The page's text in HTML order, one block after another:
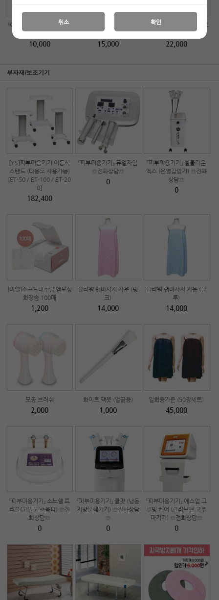
『아로마에센셜오일』티트리
【용량 : 10ml】
10,000
(1개-10매)
15,000
디토 에센셜 블랜딩오일[고
급형] 1000ml
22,000
부자재/보조기기
[YS]피부미용기기 이동식
스탠드 (다용도 사용가능)
[ET-50 / ET-100 / ET-20
0]
182,400
『피부미용기기』 듀얼자임
☏전화상담☏
0
『피부미용기기』 셀룰리온
엑스 (온열감압기) ☏전화
상담☏
0
[미엘]소프트내추럴 엠보싱
화장솜 100매
1,200
플라워 랩마사지 가운 (핑
크)
14,000
플라워 랩마사지 가운 (블
루)
14,000
모공 브러쉬
2,000
화이트 팩붓 (얼굴용)
1,000
일회용가운 (50장세트)
45,000
『피부미용기기』 소노셀 트
리플(고밀도 초음파) ☏전
화상담☏
0
『피부미용기기』 쿨핏 (냉동
지방분해기기) ☏전화상담
☏
0
『피부미용기기』 에스업 그
루밍 케어 (글러브형 고주
파기기) ☏전화상담☏
0
취소 확인